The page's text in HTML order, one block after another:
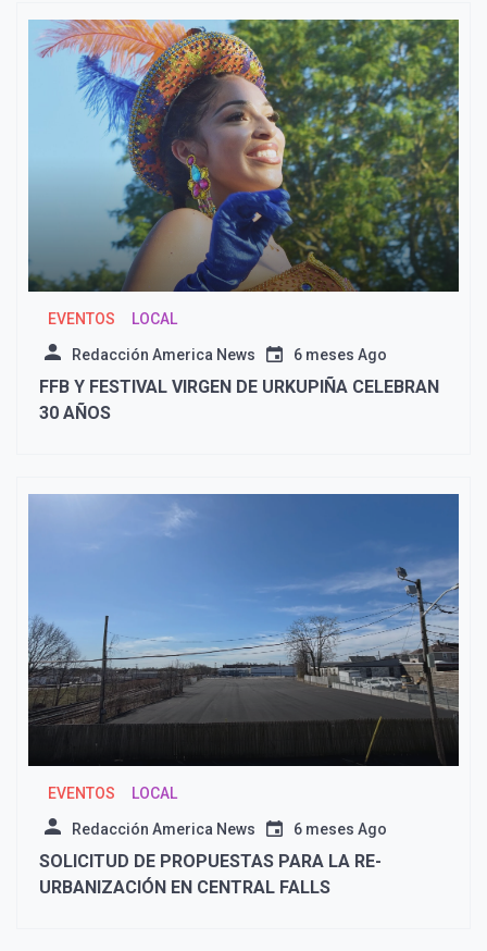
EVENTOS LOCAL
Redacción America News 6 meses Ago
FFB Y FESTIVAL VIRGEN DE URKUPIÑA CELEBRAN
30 AÑOS
EVENTOS LOCAL
Redacción America News 6 meses Ago
SOLICITUD DE PROPUESTAS PARA LA RE-
URBANIZACIÓN EN CENTRAL FALLS